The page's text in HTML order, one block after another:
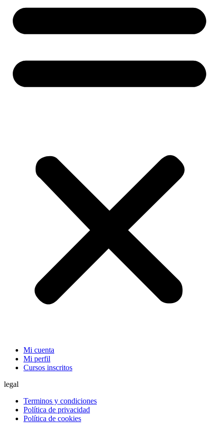
Mi cuenta
Mi perfil
Cursos inscritos
legal
Terminos y condiciones
Política de privacidad
Política de cookies